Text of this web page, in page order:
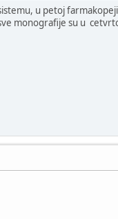
u petoj
monografije su u